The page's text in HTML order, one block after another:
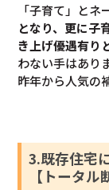
「子育て」と
となり、更に子
き上げ優遇有り
わない手はあり
昨年から人気の
3.既存住宅
【トータル